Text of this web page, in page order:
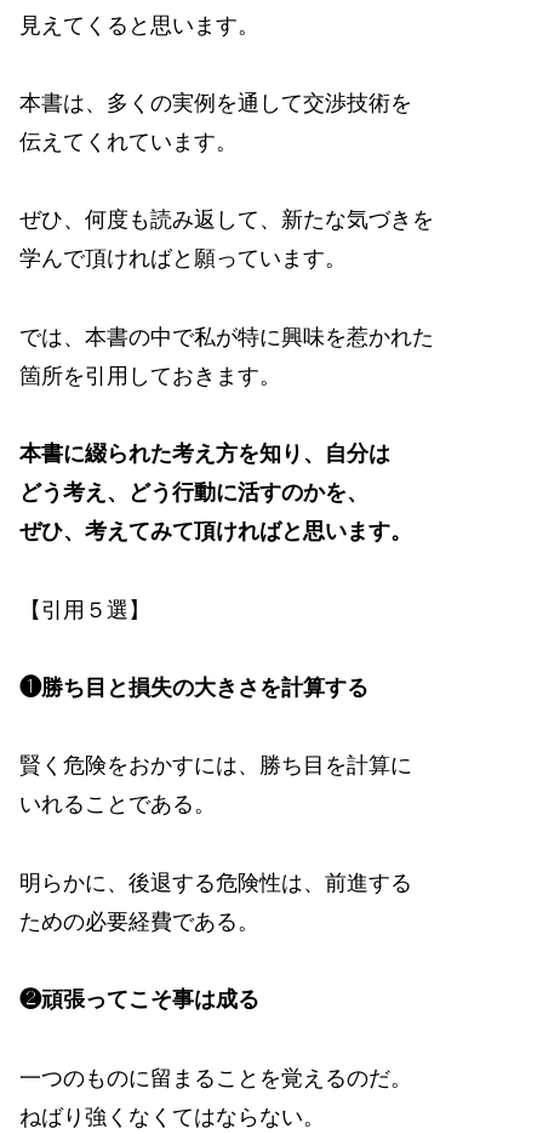
見えてくると思います。
本書は、多くの実例を通して交渉技術を
伝えてくれています。
ぜひ、何度も読み返して、新たな気づきを
学んで頂ければと願っています。
では、本書の中で私が特に興味を惹かれた
箇所を引用しておきます。
本書に綴られた考え方を知り、自分は
どう考え、どう行動に活すのかを、
ぜひ、考えてみて頂ければと思います。
【引用５選】
❶勝ち目と損失の大きさを計算する
賢く危険をおかすには、勝ち目を計算に
いれることである。
明らかに、後退する危険性は、前進する
ための必要経費である。
❷頑張ってこそ事は成る
一つのものに留まることを覚えるのだ。
ねばり強くなくてはならない。